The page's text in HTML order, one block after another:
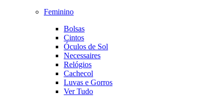
Feminino
Bolsas
Cintos
Óculos de Sol
Necessaires
Relógios
Cachecol
Luvas e Gorros
Ver Tudo